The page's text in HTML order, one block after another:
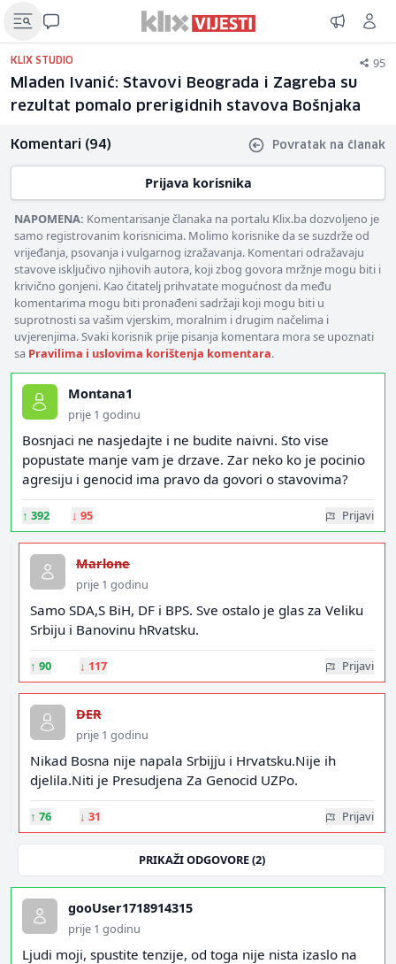
KLIX STUDIO 95
Mladen Ivanić: Stavovi Beograda i Zagreba su
rezultat pomalo prerigidnih stavova Bošnjaka
Komentari (94) Povratak na članak
Prijava korisnika
NAPOMENA: Komentarisanje članaka na portalu Klix.ba dozvoljeno je
samo registrovanim korisnicima. Molimo korisnike da se suzdrže od
vrijeđanja, psovanja i vulgarnog izražavanja. Komentari odražavaju
stavove isključivo njihovih autora, koji zbog govora mržnje mogu biti i
krivično gonjeni. Kao čitatelj prihvatate mogućnost da među
komentarima mogu biti pronađeni sadržaji koji mogu biti u
suprotnosti sa vašim vjerskim, moralnim i drugim načelima i
uvjerenjima. Svaki korisnik prije pisanja komentara mora se upoznati
sa Pravilima i uslovima korištenja komentara.
Montana1
prije 1 godinu
Bosnjaci ne nasjedajte i ne budite naivni. Sto vise
popustate manje vam je drzave. Zar neko ko je pocinio
agresiju i genocid ima pravo da govori o stavovima?
↑ 392 ↓ 95 Prijavi
Marlone
prije 1 godinu
Samo SDA,S BiH, DF i BPS. Sve ostalo je glas za Veliku
Srbiju i Banovinu hRvatsku.
↑ 90 ↓ 117 Prijavi
DER
prije 1 godinu
Nikad Bosna nije napala Srbijju i Hrvatsku.Nije ih
djelila.Niti je Presudjena Za Genocid UZPo.
↑ 76 ↓ 31 Prijavi
PRIKAŽI ODGOVORE (2)
gooUser1718914315
prije 1 godinu
Ljudi moji, spustite tenzije, od toga nije nista izaslo na